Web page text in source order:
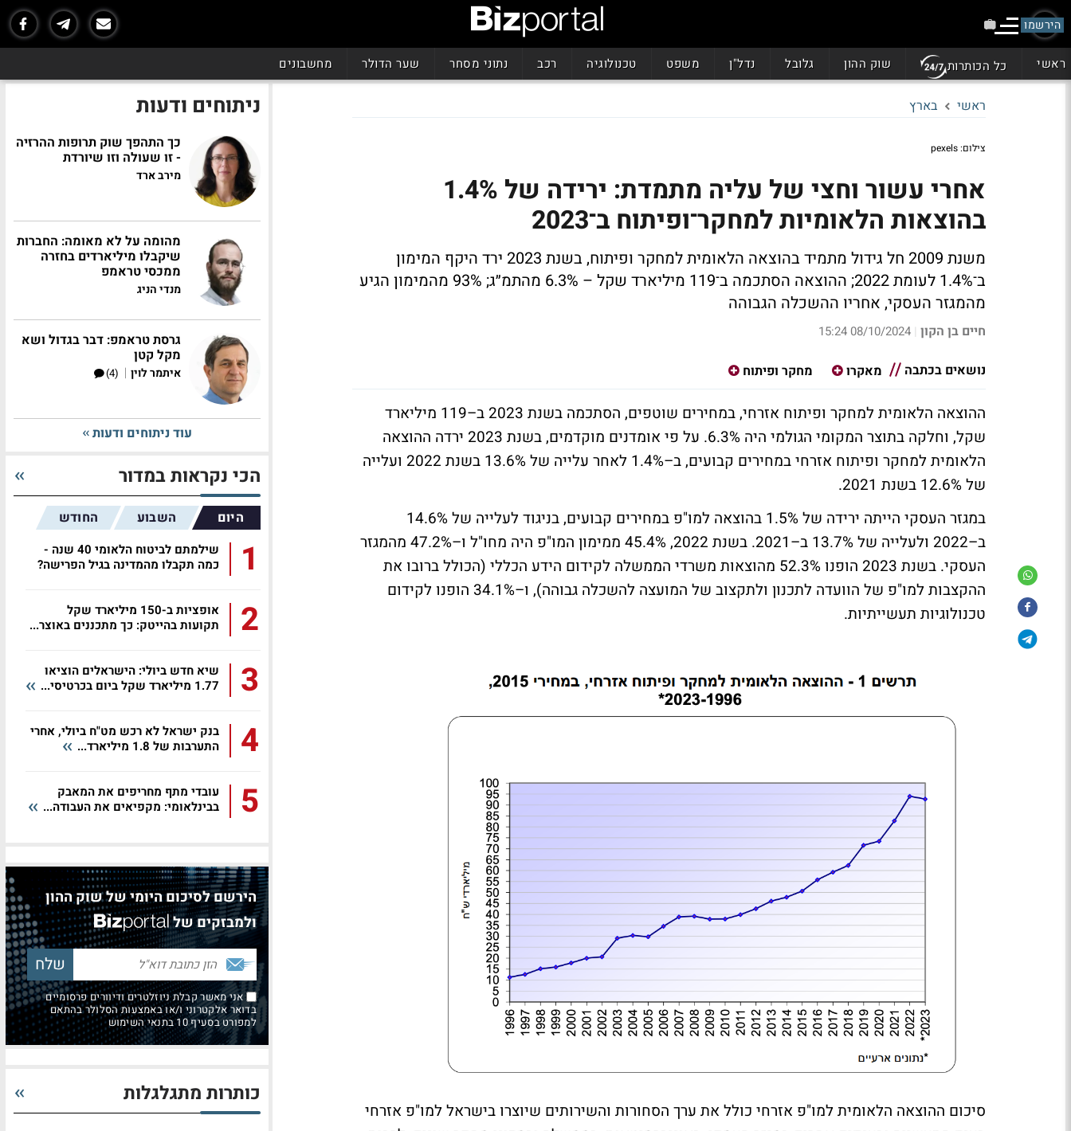
הירשמו
ראשי כל הכותרות שוק ההון גלובל נדל"ן משפט טכנולוגיה רכב נתוני מסחר שער הדולר מחשבונים
ראשי בארץ
צילום: pexels
אחרי עשור וחצי של עליה מתמדת: ירידה של 1.4%
בהוצאות הלאומיות למחקר־ופיתוח ב־2023
משנת 2009 חל גידול מתמיד בהוצאה הלאומית למחקר ופיתוח, בשנת 2023 ירד היקף המימון
ב־1.4% לעומת 2022; ההוצאה הסתכמה ב־119 מיליארד שקל – 6.3% מהתמ״ג; 93% מהמימון הגיע
מהמגזר העסקי, אחריו ההשכלה הגבוהה
חיים בן הקון |
08/10/2024 15:24
נושאים בכתבה מאקרו מחקר ופיתוח
ההוצאה הלאומית למחקר ופיתוח אזרחי, במחירים שוטפים, הסתכמה בשנת 2023 ב–119 מיליארד
שקל, וחלקה בתוצר המקומי הגולמי היה 6.3%. על פי אומדנים מוקדמים, בשנת 2023 ירדה ההוצאה
הלאומית למחקר ופיתוח אזרחי במחירים קבועים, ב–1.4% לאחר עלייה של 13.6% בשנת 2022 ועלייה
של 12.6% בשנת 2021.
במגזר העסקי הייתה ירידה של 1.5% בהוצאה למו"פ במחירים קבועים, בניגוד לעלייה של 14.6%
ב–2022 ולעלייה של 13.7% ב–2021. בשנת 2022, 45.4% ממימון המו"פ היה מחו"ל ו–47.2% מהמגזר
העסקי. בשנת 2023 הופנו 52.3% מהוצאות משרדי הממשלה לקידום הידע הכללי (הכולל ברובו את
ההקצבות למו"פ של הוועדה לתכנון ולתקצוב של המועצה להשכלה גבוהה), ו–34.1% הופנו לקידום
טכנולוגיות תעשייתיות.
סיכום ההוצאה הלאומית למו"פ אזרחי כולל את ערך הסחורות והשירותים שיוצרו בישראל למו"פ אזרחי
ניתוחים ודעות
כך התהפך שוק תרופות ההרזיה
- זו שעולה וזו שיורדת
מירב ארד
מהומה על לא מאומה: החברות
שיקבלו מיליארדים בחזרה
ממכסי טראמפ
מנדי הניג
גרסת טראמפ: דבר בגדול ושא
מקל קטן
איתמר לוין |
(4)
עוד ניתוחים ודעות
הכי נקראות במדור
היום השבוע החודש
1
שילמתם לביטוח הלאומי 40 שנה -
כמה תקבלו מהמדינה בגיל הפרישה?
2
אופציות ב-150 מיליארד שקל
תקועות בהייטק: כך מתכננים באוצר...
3
שיא חדש ביולי: הישראלים הוציאו
1.77 מיליארד שקל ביום בכרטיסי...
4
בנק ישראל לא רכש מט"ח ביולי, אחרי
התערבות של 1.8 מיליארד...
5
עובדי מתף מחריפים את המאבק
בבינלאומי: מקפיאים את העבודה...
הירשם לסיכום היומי של שוק ההון
ולמבזקים של
אני מאשר קבלת ניוזלטרים ודיוורים פרסומיים
בדואר אלקטרוני ו/או באמצעות הסלולר בהתאם
למפורט בסעיף 10 בתנאי השימוש
כותרות מתגלגלות